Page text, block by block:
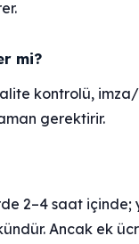
mi?
kontrolü,
gerektirir.
2–4 saat içinde;
Ancak ek